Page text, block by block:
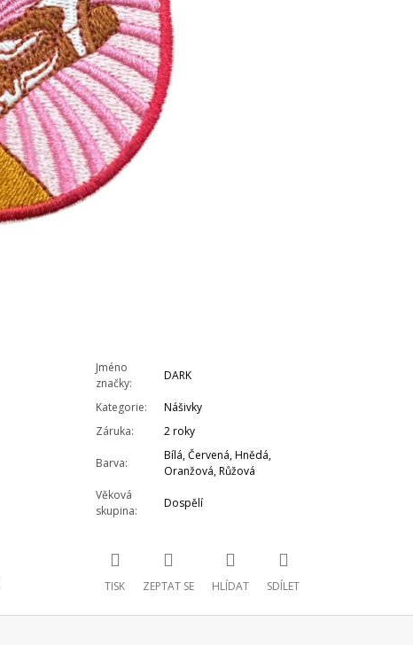
Jméno
značky:
DARK
Kategorie:
Nášivky
Záruka: 2 roky
Barva:
Bílá,Červená,Hnědá,
Oranžová,Růžová
Věková
skupina:
Dospělí
TISK ZEPTAT SE HLÍDAT SDÍLET